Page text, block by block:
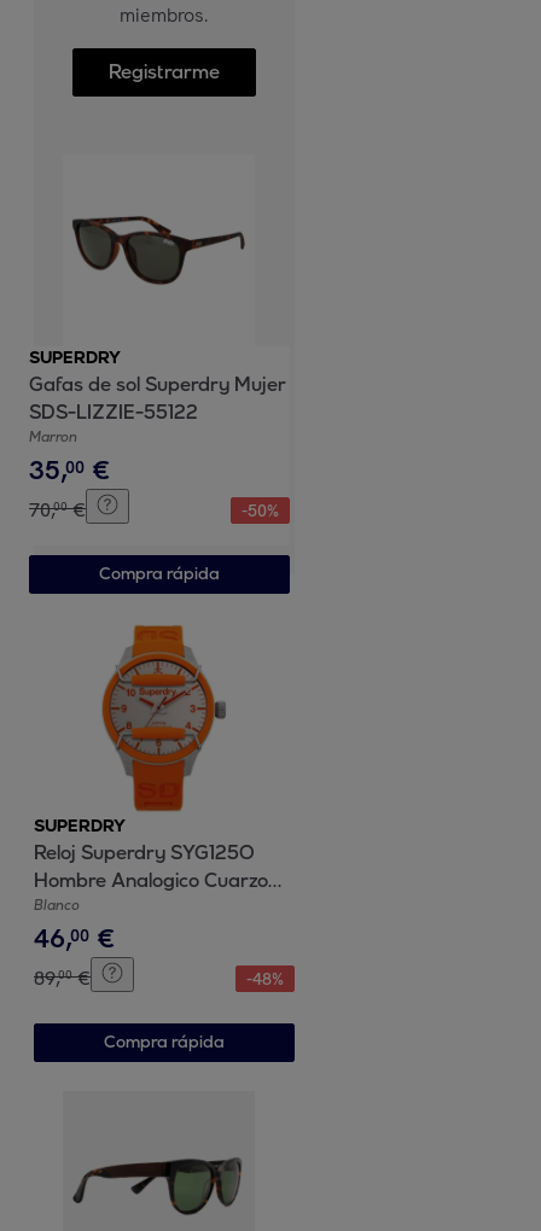
miembros.
Registrarme
SUPERDRY
Gafas de sol Superdry Mujer
SDS-LIZZIE-55122
Marron
35,00 €
70,00 € -50%
Compra rápida
SUPERDRY
Reloj Superdry SYG125O
Hombre Analogico Cuarzo
con Correa de Resina
Blanco
46,00 €
89,00 € -48%
Compra rápida